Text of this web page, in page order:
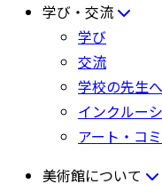
学び・交流
学び
交流
学校の先生へ
インクルー
アート・コ
美術館について